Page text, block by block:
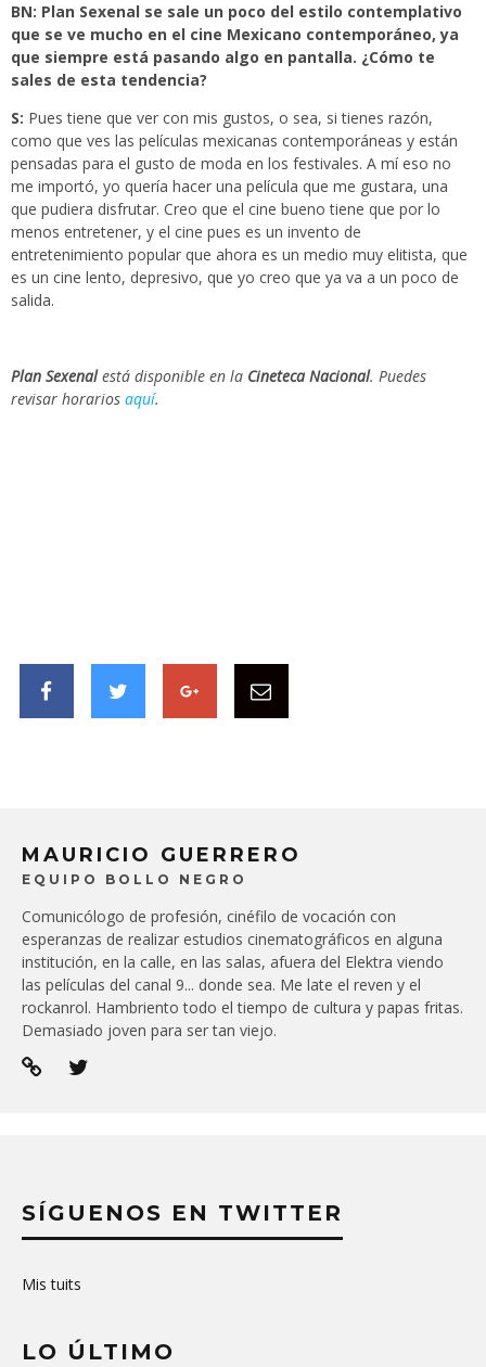
BN: Plan Sexenal se sale un poco del estilo contemplativo
que se ve mucho en el cine Mexicano contemporáneo, ya
que siempre está pasando algo en pantalla. ¿Cómo te
sales de esta tendencia?
S: Pues tiene que ver con mis gustos, o sea, si tienes razón,
como que ves las películas mexicanas contemporáneas y están
pensadas para el gusto de moda en los festivales. A mí eso no
me importó, yo quería hacer una película que me gustara, una
que pudiera disfrutar. Creo que el cine bueno tiene que por lo
menos entretener, y el cine pues es un invento de
entretenimiento popular que ahora es un medio muy elitista, que
es un cine lento, depresivo, que yo creo que ya va a un poco de
salida.
Plan Sexenalestá disponible en la Cineteca Nacional. Puedes
revisar horarios aquí.
MAURICIO GUERRERO
EQUIPO BOLLO NEGRO
Comunicólogo de profesión, cinéfilo de vocación con
esperanzas de realizar estudios cinematográficos en alguna
institución, en la calle, en las salas, afuera del Elektra viendo
las películas del canal 9... donde sea. Me late el reven y el
rockanrol. Hambriento todo el tiempo de cultura y papas fritas.
Demasiado joven para ser tan viejo.
SÍGUENOS EN TWITTER
Mis tuits
LO ÚLTIMO